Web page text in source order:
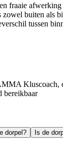
fraaie
buiten als
tussen
Kluscoach,
dorpel? Is de